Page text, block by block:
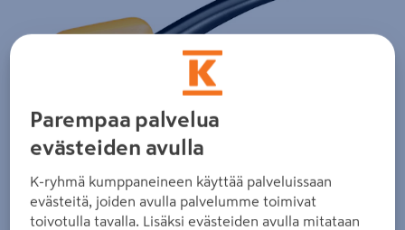
Parempaa palvelua
evästeiden avulla
K-ryhmä kumppaneineen käyttää palveluissaan
evästeitä, joiden avulla palvelumme toimivat
toivotulla tavalla. Lisäksi evästeiden avulla mitataan